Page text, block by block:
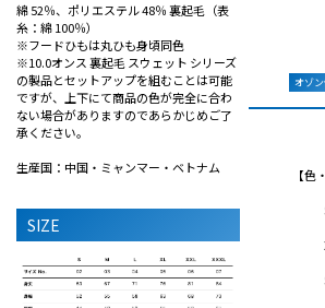
綿 52％、ポリエステル 48％ 裏起毛（表
糸：綿 100％）
※フードひもは丸ひも身頃同色
※10.0オンス 裏起毛 スウェット シリーズ
の製品とセットアップを組むことは可能
ですが、上下にて商品の色が完全に合わ
ない場合がありますのであらかじめご了
承ください。
生産国：中国・ミャンマー・ベトナム
SIZE
オゾ
【色